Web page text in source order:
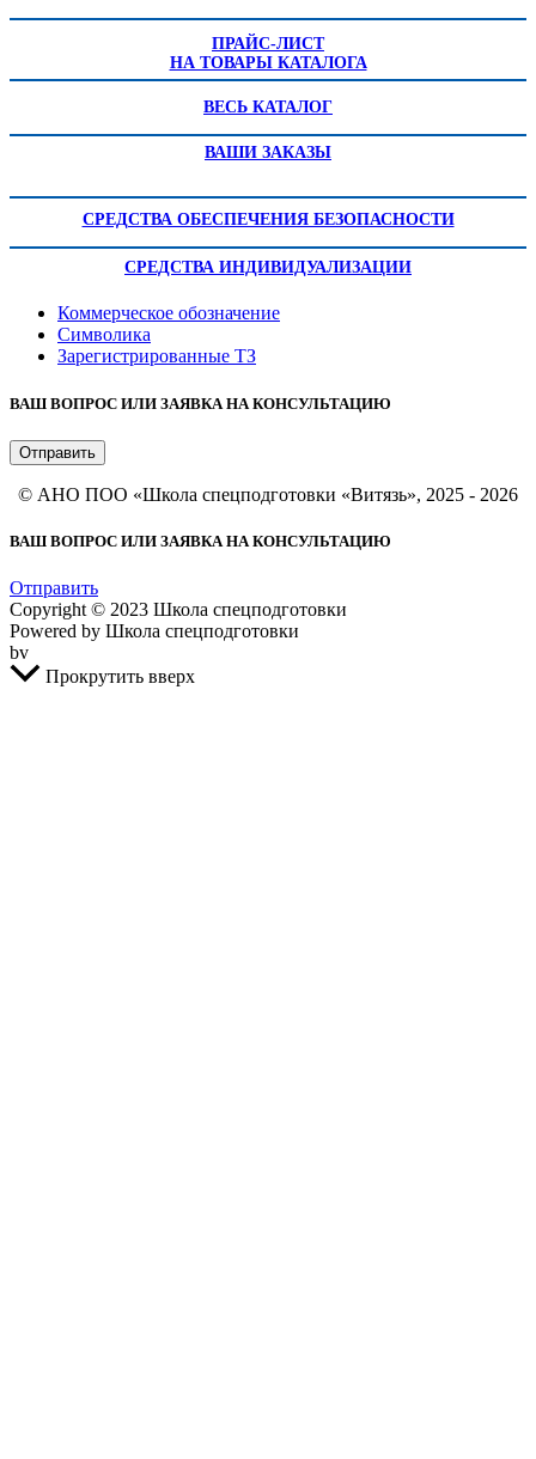
ПРАЙС-ЛИСТ
НА ТОВАРЫ КАТАЛОГА
ВЕСЬ КАТАЛОГ
ВАШИ ЗАКАЗЫ
СРЕДСТВА ОБЕСПЕЧЕНИЯ БЕЗОПАСНОСТИ
СРЕДСТВА ИНДИВИДУАЛИЗАЦИИ
Коммерческое обозначение
Символика
Зарегистрированные ТЗ
ВАШ ВОПРОС ИЛИ ЗАЯВКА НА КОНСУЛЬТАЦИЮ
Отправить
© АНО ПОО «Школа спецподготовки «Витязь», 2025 - 2026
ВАШ ВОПРОС ИЛИ ЗАЯВКА НА КОНСУЛЬТАЦИЮ
Отправить
Copyright © 2023 Школа спецподготовки
Powered by Школа спецподготовки
bv
Прокрутить вверх